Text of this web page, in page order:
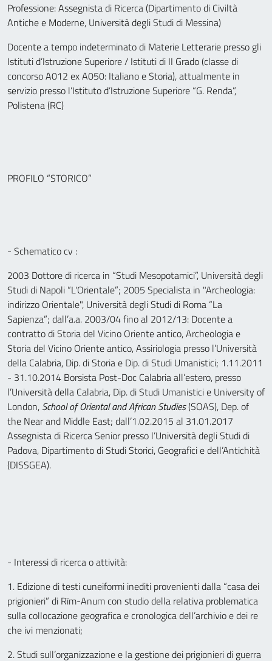
Professione: Assegnista di Ricerca (Dipartimento di Civiltà
Antiche e Moderne, Università degli Studi di Messina)
Docente a tempo indeterminato di Materie Letterarie presso gli
Istituti d’Istruzione Superiore / Istituti di II Grado (classe di
concorso A012 ex A050: Italiano e Storia), attualmente in
servizio presso l’Istituto d’Istruzione Superiore “G. Renda”,
Polistena (RC)
PROFILO “STORICO”
- Schematico cv :
2003 Dottore di ricerca in “Studi Mesopotamici”, Università degli
Studi di Napoli “L'Orientale”; 2005 Specialista in "Archeologia:
indirizzo Orientale", Università degli Studi di Roma “La
Sapienza”; dall’a.a. 2003/04 fino al 2012/13: Docente a
contratto di Storia del Vicino Oriente antico, Archeologia e
Storia del Vicino Oriente antico, Assiriologia presso l’Università
della Calabria, Dip. di Storia e Dip. di Studi Umanistici; 1.11.2011
- 31.10.2014 Borsista Post-Doc Calabria all’estero, presso
l’Università della Calabria, Dip. di Studi Umanistici e University of
London, School of Oriental and African Studies(SOAS), Dep. of
the Near and Middle East; dall’1.02.2015 al 31.01.2017
Assegnista di Ricerca Senior presso l’Università degli Studi di
Padova, Dipartimento di Studi Storici, Geografici e dell’Antichità
(DISSGEA).
- Interessi di ricerca o attività:
1. Edizione di testi cuneiformi inediti provenienti dalla “casa dei
prigionieri” di Rīm-Anum con studio della relativa problematica
sulla collocazione geografica e cronologica dell’archivio e dei re
che ivi menzionati;
2. Studi sull’organizzazione e la gestione dei prigionieri di guerra